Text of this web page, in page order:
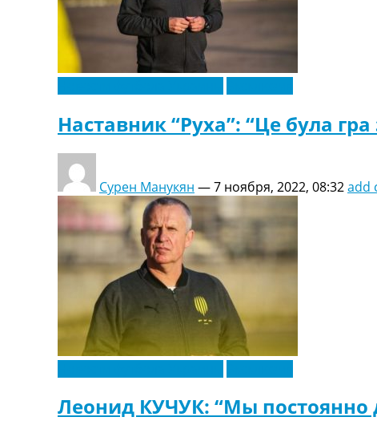
Наставник “Руха”: “Це була
Сурен Манукян —7 ноября, 2022, 08:32add
Леонид КУЧУК: “Мы